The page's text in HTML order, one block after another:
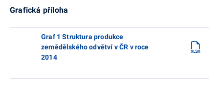
Grafická příloha
Graf 1 Struktura produkce
zemědělského odvětví v ČR v roce
2014